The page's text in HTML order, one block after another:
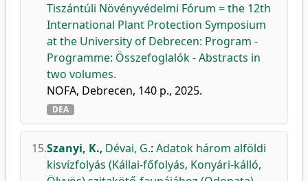
Tiszántúli Növényvédelmi Fórum = the 12th
International Plant Protection Symposium
at the University of Debrecen: Program -
Programme: Összefoglalók - Abstracts in
two volumes.
NOFA, Debrecen, 140 p., 2025.
DEA
15.Szanyi, K., Dévai, G.: Adatok három alföldi
kisvízfolyás (Kállai-főfolyás, Konyári-kálló,